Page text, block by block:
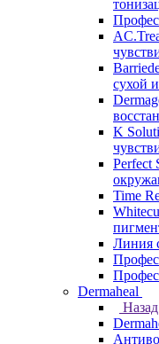
сухой
K
Perfect
Time
Линия
Dermaheal
Назад